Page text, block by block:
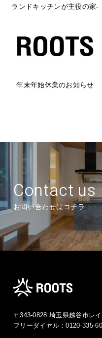
ランドキッチンが主役の家-
年末年始休業のお知らせ
Contact us
お問い合わせはコチラ
〒343-0828 埼玉県越谷市レ
フリーダイヤル：0120-335-